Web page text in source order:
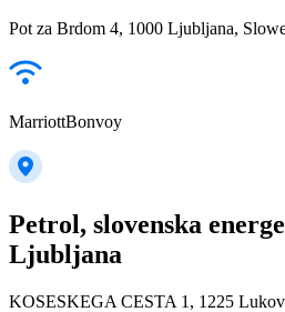
Pot za Brdom 4, 1000 Ljubljana,
MarriottBonvoy
Petrol, slovenska
Ljubljana
KOSESKEGA CESTA 1, 1225